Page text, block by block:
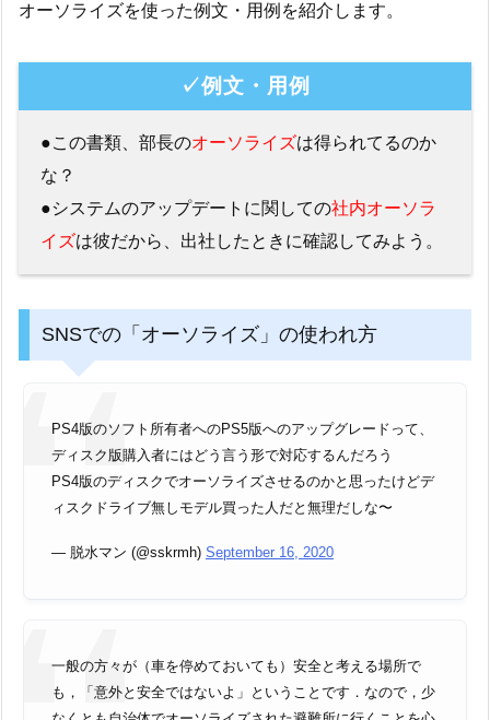
オーソライズを使った例文・用例を紹介します。
✓例文・用例
●この書類、部長のオーソライズは得られてるのか
な？
●システムのアップデートに関しての社内オーソラ
イズは彼だから、出社したときに確認してみよう。
SNSでの「オーソライズ」の使われ方
PS4版のソフト所有者へのPS5版へのアップグレードって、
ディスク版購入者にはどう言う形で対応するんだろう
PS4版のディスクでオーソライズさせるのかと思ったけどデ
ィスクドライブ無しモデル買った人だと無理だしな〜
— 脱水マン (@sskrmh) September 16, 2020
一般の方々が（車を停めておいても）安全と考える場所で
も，「意外と安全ではないよ」ということです．なので，少